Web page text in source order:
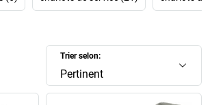
Trier selon:
Pertinent